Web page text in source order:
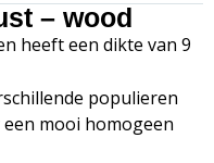
– wood
heeft een dikte van 9
populieren
mooi homogeen